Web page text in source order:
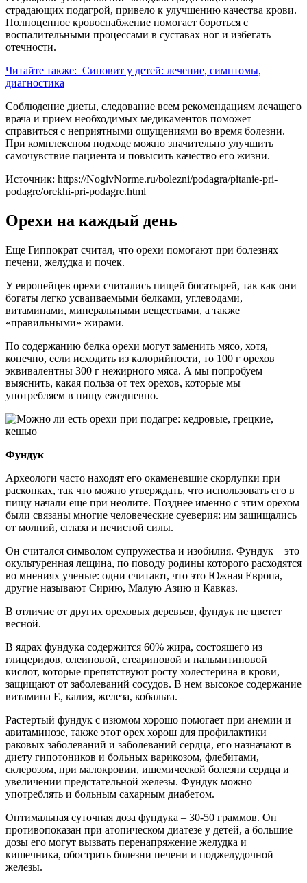
страдающих подагрой, привело к улучшению качества крови.
Полноценное кровоснабжение помогает бороться с
воспалительными процессами в суставах ног и избегать
отечности.
Читайте также: Синовит у детей: лечение, симптомы,
диагностика
Соблюдение диеты, следование всем рекомендациям лечащего
врача и прием необходимых медикаментов поможет
справиться с неприятными ощущениями во время болезни.
При комплексном подходе можно значительно улучшить
самочувствие пациента и повысить качество его жизни.
Источник: https://NogivNorme.ru/bolezni/podagra/pitanie-pri-
podagre/orekhi-pri-podagre.html
Орехи на каждый день
Еще Гиппократ считал, что орехи помогают при болезнях
печени, желудка и почек.
У европейцев орехи считались пищей богатырей, так как они
богаты легко усваиваемыми белками, углеводами,
витаминами, минеральными веществами, а также
«правильными» жирами.
По содержанию белка орехи могут заменить мясо, хотя,
конечно, если исходить из калорийности, то 100 г орехов
эквивалентны 300 г нежирного мяса. А мы попробуем
выяснить, какая польза от тех орехов, которые мы
употребляем в пищу ежедневно.
Фундук
Археологи часто находят его окаменевшие скорлупки при
раскопках, так что можно утверждать, что использовать его в
пищу начали еще при неолите. Позднее именно с этим орехом
были связаны многие человеческие суеверия: им защищались
от молний, сглаза и нечистой силы.
Он считался символом супружества и изобилия. Фундук – это
окультуренная лещина, по поводу родины которого расходятся
во мнениях ученые: одни считают, что это Южная Европа,
другие называют Сирию, Малую Азию и Кавказ.
В отличие от других ореховых деревьев, фундук не цветет
весной.
В ядрах фундука содержится 60% жира, состоящего из
глицеридов, олеиновой, стеариновой и пальмитиновой
кислот, которые препятствуют росту холестерина в крови,
защищают от заболеваний сосудов. В нем высокое содержание
витамина Е, калия, железа, кобальта.
Растертый фундук с изюмом хорошо помогает при анемии и
авитаминозе, также этот орех хорош для профилактики
раковых заболеваний и заболеваний сердца, его назначают в
диету гипотоников и больных варикозом, флебитами,
склерозом, при малокровии, ишемической болезни сердца и
увеличении предстательной железы. Фундук можно
употреблять и больным сахарным диабетом.
Оптимальная суточная доза фундука – 30-50 граммов. Он
противопоказан при атопическом диатезе у детей, а большие
дозы его могут вызвать перенапряжение желудка и
кишечника, обострить болезни печени и поджелудочной
железы.